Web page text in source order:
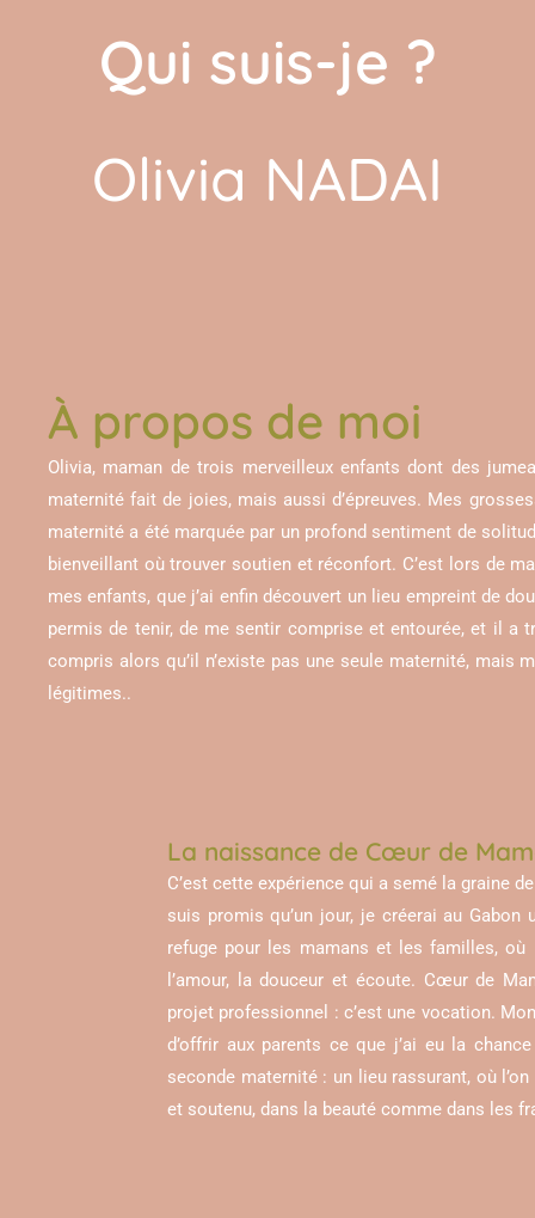
Qui suis-je ?
Olivia NADAI
À propos de moi
Olivia, maman de trois merveilleux enfants dont des
maternité fait de joies, mais aussi d’épreuves. Mes
maternité a été marquée par un profond sentiment de
bienveillant où trouver soutien et réconfort. C’est lors de
mes enfants, que j’ai enfin découvert un lieu empreint de
permis de tenir, de me sentir comprise et entourée, et il a
compris alors qu’il n’existe pas une seule maternité, mais
légitimes..
La naissance de Cœur de
C’est cette expérience qui a semé la graine
suis promis qu’un jour, je créerai au Gabon
refuge pour les mamans et les familles, où
l’amour, la douceur et écoute. Cœur de
projet professionnel : c’est une vocation.
d’offrir aux parents ce que j’ai eu la
seconde maternité : un lieu rassurant, où
et soutenu, dans la beauté comme dans les